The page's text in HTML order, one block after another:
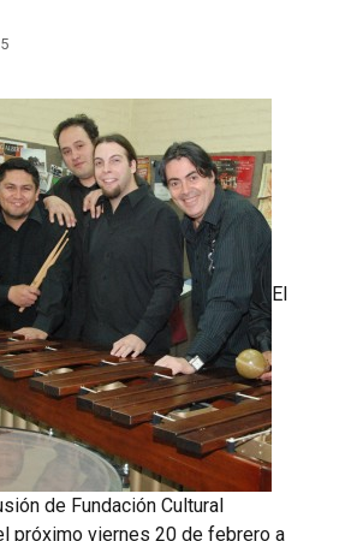
El
de Fundación Cultural
próximo viernes 20 de febrero a